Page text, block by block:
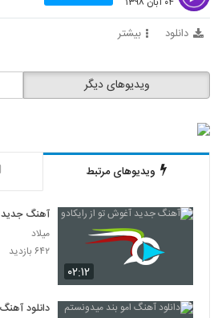
246
دانلود آهنگ
247
دانلود آهنگ کمین
هیدن
سعید میری آهنگ
موزیک زیبای بلس
۱۸۲ بازدید
دانلود بیشتر
ویدیوهای دیگر
ویدیوهای مرتبط
۰۲:۱۲
آهنگ جدید
میلاد
۶۴۲ بازدید
دانلود